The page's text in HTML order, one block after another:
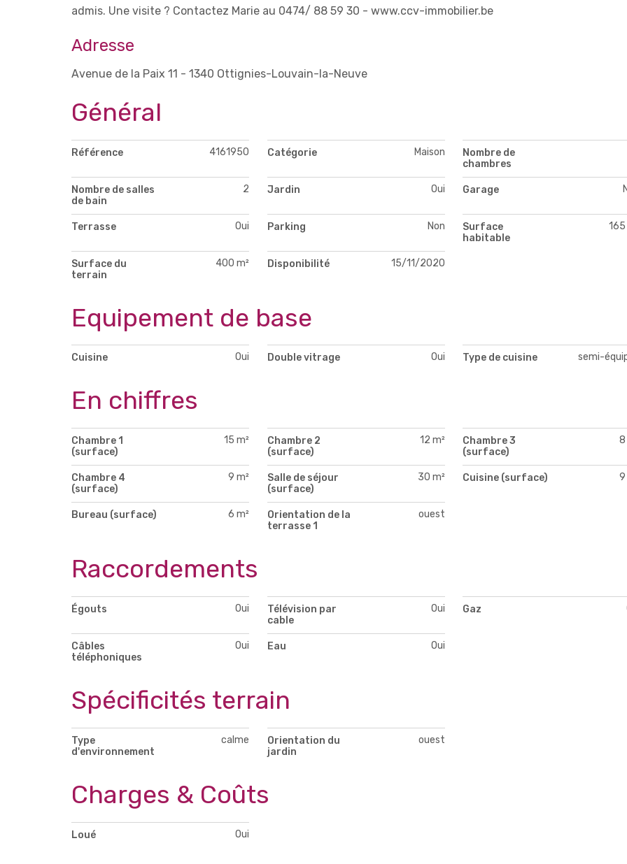
admis. Une visite ? Contactez Marie au 0474/ 88 59 30 - www.ccv-immobilier.be
Adresse
Avenue de la Paix 11 - 1340 Ottignies-Louvain-la-Neuve
Général
Référence 4161950 Catégorie Maison
Nombre de
chambres
Nombre de salles
de bain
2 Jardin Oui Garage
Terrasse Oui Parking Non
Surface
habitable
165
Surface du
terrain
400 m² Disponibilité 15/11/2020
Equipement de base
Cuisine Oui Double vitrage Oui Type de cuisine semi-
En chiffres
Chambre 1
(surface)
15 m²
Chambre 2
(surface)
12 m²
Chambre 3
(surface)
8
Chambre 4
(surface)
9 m²
Salle de séjour
(surface)
30 m² Cuisine (surface) 9
Bureau (surface) 6 m²
Orientation de la
terrasse 1
ouest
Raccordements
Égouts Oui
Télévision par
cable
Oui Gaz
Câbles
téléphoniques
Oui Eau Oui
Spécificités terrain
Type
d'environnement
calme
Orientation du
jardin
ouest
Charges & Coûts
Loué Oui